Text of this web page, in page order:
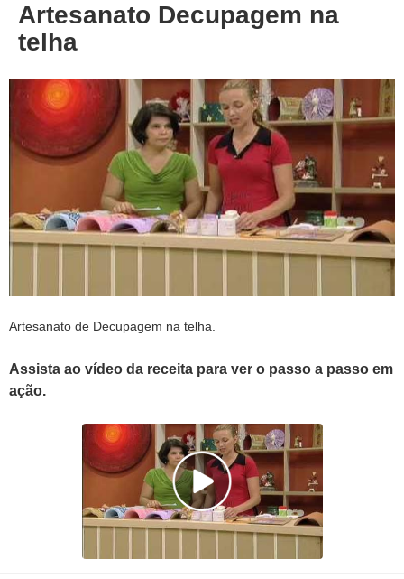
Artesanato Decupagem na
telha
Artesanato de Decupagem na telha.
Assista ao vídeo da receita para ver o passo a passo em
ação.